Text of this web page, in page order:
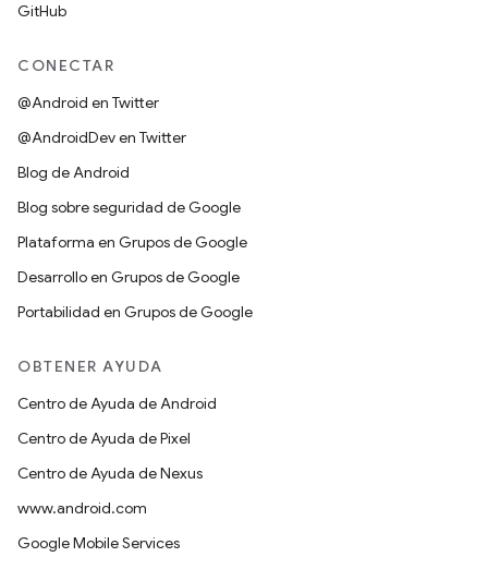
GitHub
CONECTAR
@Android en Twitter
@AndroidDev en Twitter
Blog de Android
Blog sobre seguridad de Google
Plataforma en Grupos de Google
Desarrollo en Grupos de Google
Portabilidad en Grupos de Google
OBTENER AYUDA
Centro de Ayuda de Android
Centro de Ayuda de Pixel
Centro de Ayuda de Nexus
www.android.com
Google Mobile Services